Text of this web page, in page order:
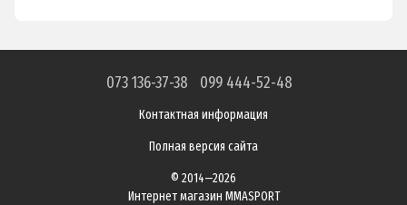
073 136-37-38 099 444-52-48
Контактная информация
Полная версия сайта
© 2014—2026
Интернет магазин MMASPORT